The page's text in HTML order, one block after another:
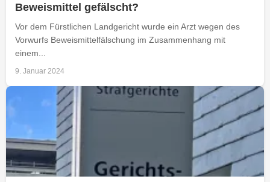
Beweismittel gefälscht?
Vor dem Fürstlichen Landgericht wurde ein Arzt wegen des
Vorwurfs Beweismittelfälschung im Zusammenhang mit
einem...
9. Januar 2024